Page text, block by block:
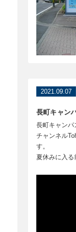
2021.09.07
長町キャン
長町キャン
チャンネル
す。
夏休みに入る